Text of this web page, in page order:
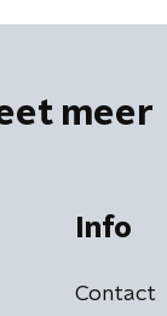
meer
Info
Contact